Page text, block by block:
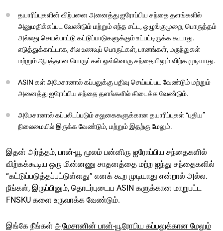
தயாரிப்புகளின் விற்பனை அனைத்து ஐரோப்பிய சந்தை தளங்களில்
அனுமதிக்கப்பட வேண்டும் மற்றும் எந்த சட்ட, ஒழுங்குமுறை, பொருத்தம்
அல்லது செயல்பாட்டு கட்டுப்பாடுகளுக்கும் உட்பட்டிருக்க கூடாது.
எடுத்துக்காட்டாக, சில உணவுப் பொருட்கள், பானங்கள், மருந்துகள்
மற்றும் ஆபத்தான பொருட்கள் ஒவ்வொரு சந்தையிலும் விற்க முடியாது.
ASIN கள் அமேசானால் கப்பலுக்கு பதிவு செய்யப்பட வேண்டும் மற்றும்
அனைத்து ஐரோப்பிய சந்தை தளங்களில் கிடைக்க வேண்டும்.
அமேசானால் கப்பலிடப்படும் சலுகைகளுக்கான தயாரிப்புகள் “புதிய”
நிலைமையில் இருக்க வேண்டும், மற்றும் இதற்கு மேலும்.
இதன் அர்த்தம், பான்-யூ மூலம் பன்னிரு ஐரோப்பிய சந்தைகளில்
விற்கக்கூடிய ஒரு மின்னணு சாதனத்தை மற்ற ஐந்து சந்தைகளில்
“கட்டுப்படுத்தப்பட்டுள்ளது” எனக் கூற முடியாது என்றால் அல்ல.
நீங்கள், இருப்பினும், தொடர்புடைய ASIN களுக்கான மாறுபட்ட
FNSKU களை உருவாக்க வேண்டும்.
இங்கே நீங்கள் அமேசானின் பான்-யூரோபிய கப்பலுக்கான மேலும்